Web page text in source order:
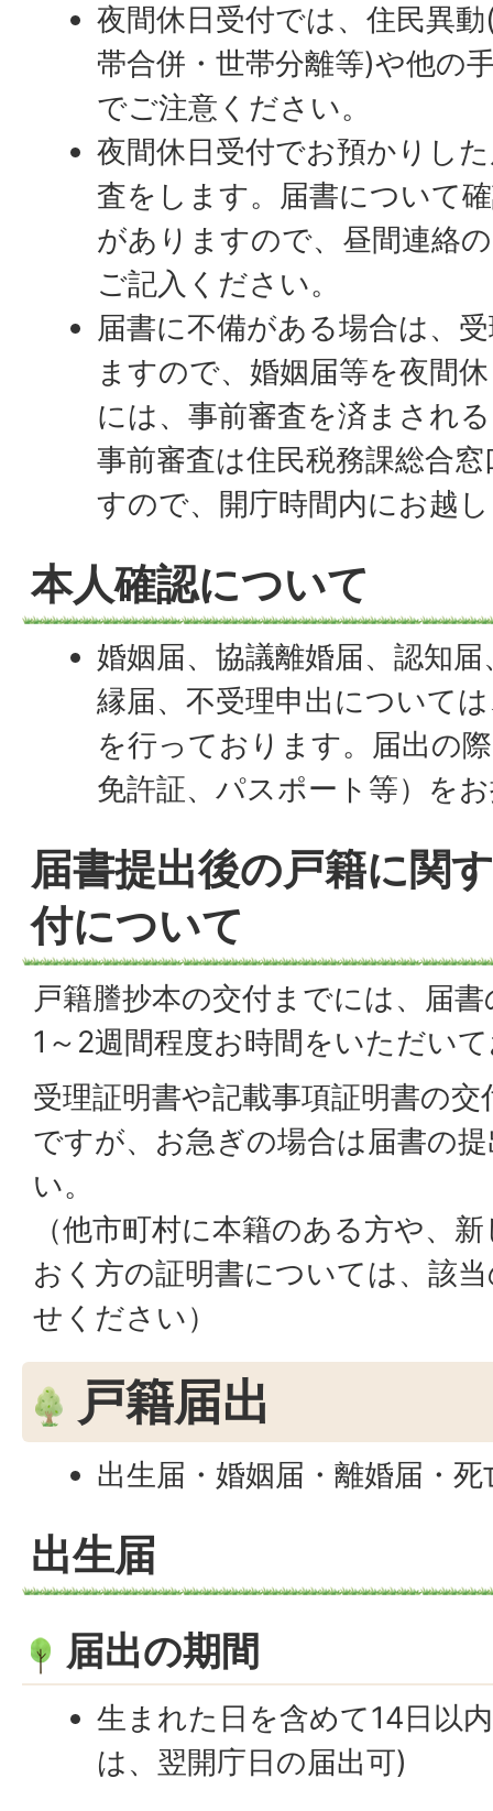
夜間休日受付では、住民異
帯合併・世帯分離等)や他の
でご注意ください。
夜間休日受付でお預かりし
査をします。届書について
がありますので、昼間連絡
ご記入ください。
届書に不備がある場合は、
ますので、婚姻届等を夜間
には、事前審査を済まされ
事前審査は住民税務課総合
すので、開庁時間内にお越
本人確認について
婚姻届、協議離婚届、認知
縁届、不受理申出について
を行っております。届出の
免許証、パスポート等）を
届書提出後の戸籍に関
付について
戸籍謄抄本の交付までには、届
1～2週間程度お時間をいただい
受理証明書や記載事項証明書の
ですが、お急ぎの場合は届書の
い。
（他市町村に本籍のある方や、
おく方の証明書については、該
せください）
戸籍届出
出生届・婚姻届・離婚届・死
出生届
届出の期間
生まれた日を含めて14日以
は、翌開庁日の届出可)